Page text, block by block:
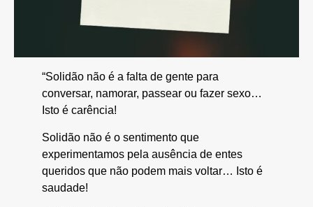
“Solidão não é a falta de gente para
conversar, namorar, passear ou fazer sexo…
Isto é carência!
Solidão não é o sentimento que
experimentamos pela ausência de entes
queridos que não podem mais voltar… Isto é
saudade!